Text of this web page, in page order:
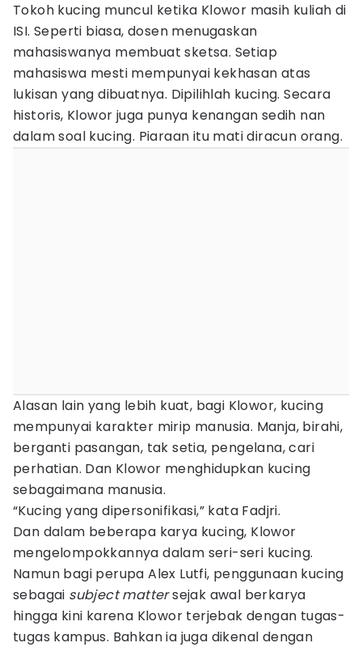
Tokoh kucing muncul ketika Klowor masih kuliah di
ISI. Seperti biasa, dosen menugaskan
mahasiswanya membuat sketsa. Setiap
mahasiswa mesti mempunyai kekhasan atas
lukisan yang dibuatnya. Dipilihlah kucing. Secara
historis, Klowor juga punya kenangan sedih nan
dalam soal kucing. Piaraan itu mati diracun orang.
Alasan lain yang lebih kuat, bagi Klowor, kucing
mempunyai karakter mirip manusia. Manja, birahi,
berganti pasangan, tak setia, pengelana, cari
perhatian. Dan Klowor menghidupkan kucing
sebagaimana manusia.
“Kucing yang dipersonifikasi,” kata Fadjri.
Dan dalam beberapa karya kucing, Klowor
mengelompokkannya dalam seri-seri kucing.
Namun bagi perupa Alex Lutfi, penggunaan kucing
sebagai subject mattersejak awal berkarya
hingga kini karena Klowor terjebak dengan tugas-
tugas kampus. Bahkan ia juga dikenal dengan